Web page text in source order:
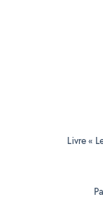
Livre «